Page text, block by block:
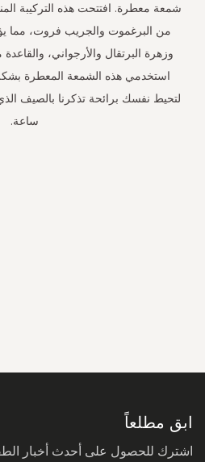
شمعة معطرة. افتتحت هذه التركيبة
من البرغموت والجريب فروت، مما
وزهرة البرتقال والأرجواني،
استخدمي هذه الشمعة المعطرة
ساعة.
ابق مطلعاً
اشترك للحصول على أحدث أخبار